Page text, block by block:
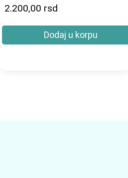
2.200,00 rsd
Dodaj u korpu